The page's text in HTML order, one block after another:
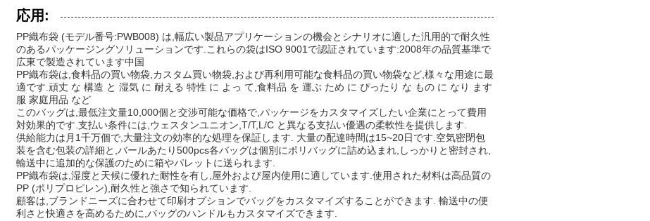
応用:
PP織布袋 (モデル番号:PWB008) は,幅広い製品アプリケーションの機会とシナリオに適した汎用的で耐久性
のあるパッケージングソリューションです.これらの袋はISO 9001で認証されています:2008年の品質基準で
広東で製造されています中国
PP織布袋は,食料品の買い物袋,カスタム買い物袋,および再利用可能な食料品の買い物袋など,様々な用途に最
適です.頑丈 な 構造 と 湿気 に 耐える 特性 に よっ て,食料品 を 運ぶ ため に ぴったり な もの に なり ます
服 家庭用品 など
このバッグは,最低注文量10,000個と交渉可能な価格で,パッケージをカスタマイズしたい企業にとって費用
対効果的です.支払い条件には,ウェスタンユニオン,T/T,L/C と異なる支払い優遇の柔軟性を提供します.
供給能力は月1千万個で,大量注文の効率的な処理を保証します. 大量の配達時間は15~20日です.空気密閉包
装を含む包装の詳細と,バールあたり500pcs各バッグは個別にポリバッグに詰め込まれ,しっかりと密封され,
輸送中に追加的な保護のために箱やパレットに送られます.
PP織布袋は,湿度と天候に優れた耐性を有し,屋外および屋内使用に適しています.使用された材料は高品質の
PP (ポリプロピレン),耐久性と強さで知られています.
顧客は,ブランドニーズに合わせて印刷オプションでバッグをカスタマイズすることができます. 輸送中の便
利さと快適さを高めるために,バッグのハンドルもカスタマイズできます.